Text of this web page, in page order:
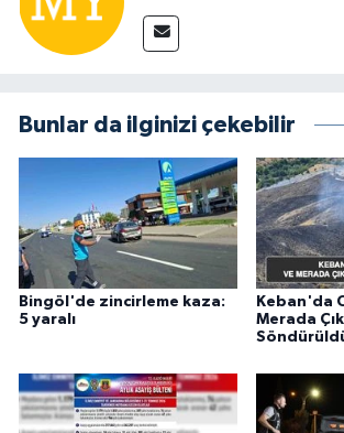
Bunlar da ilginizi çekebilir
Bingöl'de zincirleme kaza:
5 yaralı
Keban'da
Merada